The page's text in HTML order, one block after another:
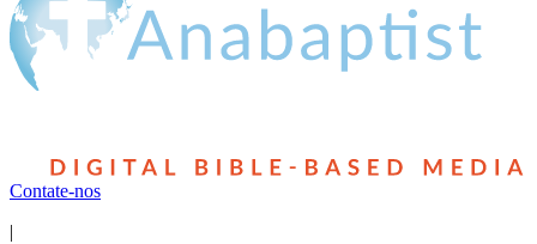
Contate-nos
|